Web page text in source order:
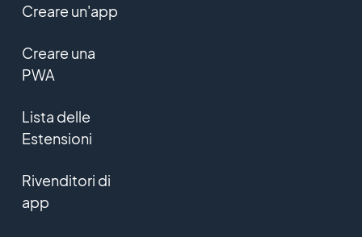
Creare un'app
Creare una
PWA
Lista delle
Estensioni
Rivenditori di
app